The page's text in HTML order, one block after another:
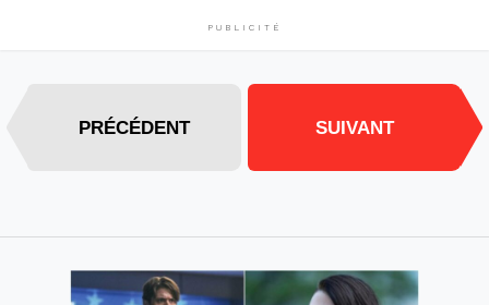
PUBLICITÉ
PRÉCÉDENT SUIVANT